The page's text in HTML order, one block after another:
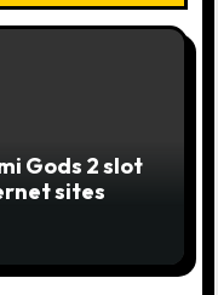
Gods 2 slot
sites